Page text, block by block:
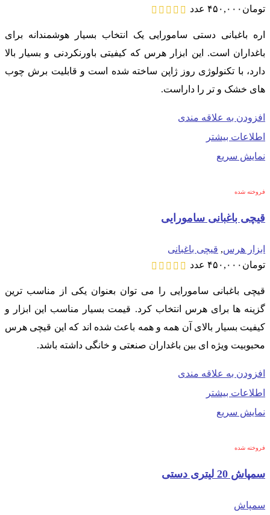
تومان ۴۵۰,۰۰۰ عدد
اره باغبانی دستی سامورایی یک انتخاب بسیار هوشمندانه برای
باغداران است. این ابزار هرس که کیفیتی باورنکردنی و بسیار بالا
دارد، با تکنولوژی روز ژاپن ساخته شده است و قابلیت برش چوب
های خشک و تر را داراست.
افزودن به علاقه مندی
اطلاعات بیشتر
نمایش سریع
فروخته شده
قیچی باغبانی سامورایی
ابزار هرس, قیچی باغبانی
تومان ۴۵۰,۰۰۰ عدد
قیچی باغبانی سامورایی را می توان بعنوان یکی از مناسب ترین
گزینه ها برای هرس انتخاب کرد. قیمت بسیار مناسب این ابزار و
کیفیت بسیار بالای آن همه و همه باعث شده اند که این قیچی هرس
محبوبیت ویژه ای بین باغداران صنعتی و خانگی داشته باشد.
افزودن به علاقه مندی
اطلاعات بیشتر
نمایش سریع
فروخته شده
سمپاش 20 لیتری دستی
سمپاش